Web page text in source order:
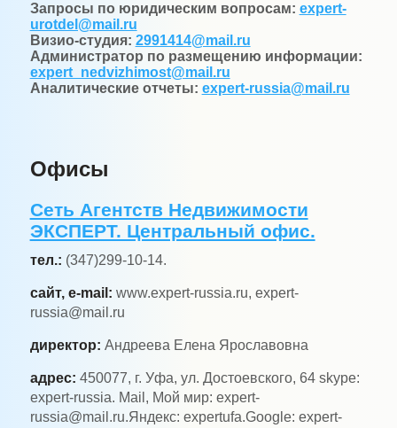
Запросы по юридическим вопросам: expert-
urotdel@mail.ru
Визио-студия: 2991414@mail.ru
Администратор по размещению информации:
expert_nedvizhimost@mail.ru
Аналитические отчеты: expert-russia@mail.ru
Офисы
Сеть Агентств Недвижимости
ЭКСПЕРТ. Центральный офис.
тел.: (347)299-10-14.
сайт, e-mail: www.expert-russia.ru, expert-
russia@mail.ru
директор: Андреева Елена Ярославовна
адрес: 450077, г. Уфа, ул. Достоевского, 64 skype:
expert-russia. Mail, Мой мир: expert-
russia@mail.ru.Яндекс: expertufa.Google: expert-